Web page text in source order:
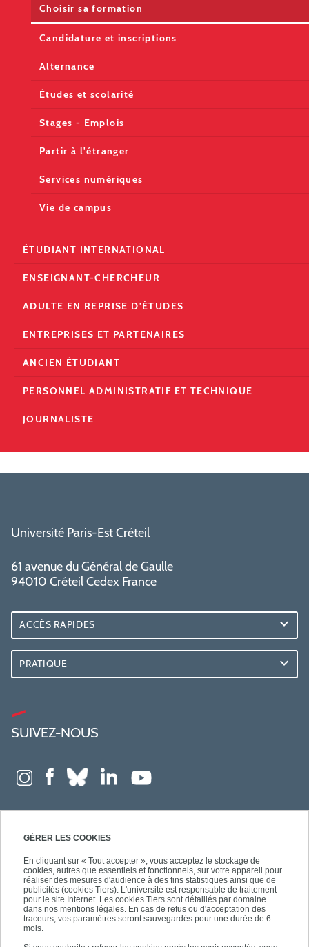
GÉRER LES COOKIES
En cliquant sur « Tout accepter », vous acceptez le stockage de
cookies, autres que essentiels et fonctionnels, sur votre appareil pour
réaliser des mesures d'audience à des fins statistiques ainsi que de
publicités (cookies Tiers). L'université est responsable de traitement
pour le site Internet. Les cookies Tiers sont détaillés par domaine
dans nos mentions légales. En cas de refus ou d'acceptation des
traceurs, vos paramètres seront sauvegardés pour une durée de 6
mois.
Choisir sa formation
Candidature et inscriptions
Alternance
Études et scolarité
Stages - Emplois
Partir à l'étranger
Services numériques
Vie de campus
ÉTUDIANT INTERNATIONAL
ENSEIGNANT-CHERCHEUR
ADULTE EN REPRISE D'ÉTUDES
ENTREPRISES ET PARTENAIRES
ANCIEN ÉTUDIANT
PERSONNEL ADMINISTRATIF ET TECHNIQUE
JOURNALISTE
Université Paris-Est Créteil
61 avenue du Général de Gaulle
94010 Créteil Cedex France
ACCÈS RAPIDES
PRATIQUE
SUIVEZ-NOUS